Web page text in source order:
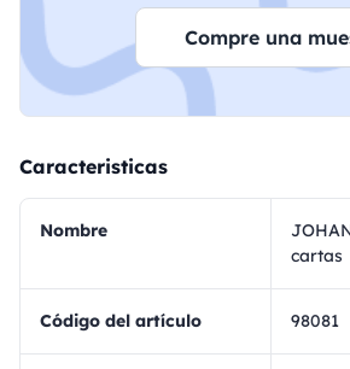
Compre una
Caracteristicas
Nombre
cartas
Código del artículo 98081